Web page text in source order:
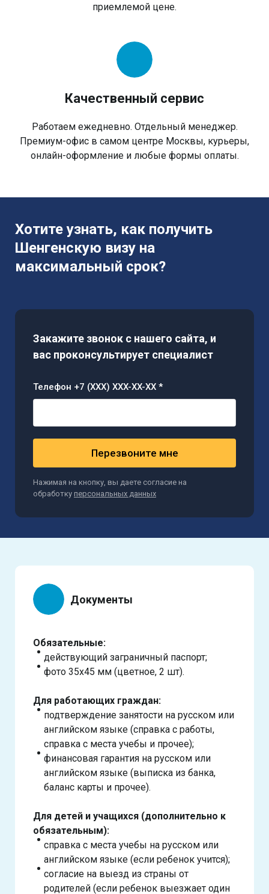
приемлемой цене.
Качественный сервис
Работаем ежедневно. Отдельный менеджер.
Премиум-офис в самом центре Москвы, курьеры,
онлайн-оформление и любые формы оплаты.
Хотите узнать, как получить
Шенгенскую визу на
максимальный срок?
Закажите звонок с нашего сайта, и
вас проконсультирует специалист
Телефон +7 (XXX) XXX-XX-XX *
Перезвоните мне
Нажимая на кнопку, вы даете согласие на
обработку персональных данных
Документы
Обязательные:
действующий заграничный паспорт;
фото 35х45 мм (цветное, 2 шт).
Для работающих граждан:
подтверждение занятости на русском или
английском языке (справка с работы,
справка с места учебы и прочее);
финансовая гарантия на русском или
английском языке (выписка из банка,
баланс карты и прочее).
Для детей и учащихся (дополнительно к
обязательным):
справка с места учебы на русском или
английском языке (если ребенок учится);
согласие на выезд из страны от
родителей (если ребенок выезжает один